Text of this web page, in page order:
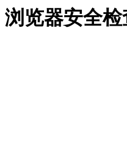
浏览器安全